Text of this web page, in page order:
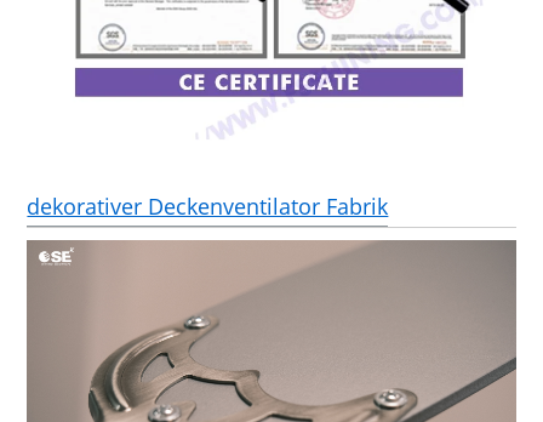
dekorativer Deckenventilator Fabrik